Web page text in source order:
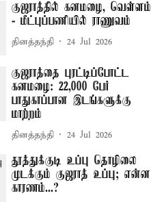
குஜராத்தில் கனமழை, வெள்ளம்
- மீட்புப்பணியில் ராணுவம்
தினத்தந்தி 24 Jul 2026
குஜராத்தை புரட்டிப்போட்ட
கனமழை: 22,000 பேர்
பாதுகாப்பான இடங்களுக்கு
மாற்றம்
தினத்தந்தி 24 Jul 2026
தூத்துக்குடி உப்பு தொழிலை
முடக்கும் குஜராத் உப்பு; என்ன
காரணம்...?